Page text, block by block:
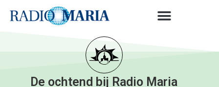
De ochtend bij Radio Maria